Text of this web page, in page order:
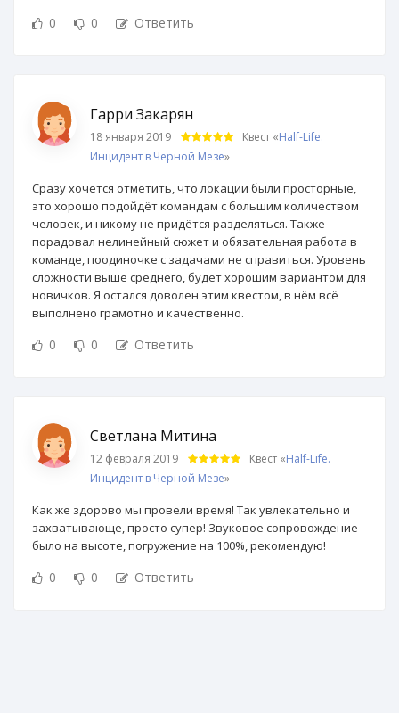
0 0 Ответить
Гарри Закарян
18 января 2019 Квест «Half-Life.
Инцидент в Черной Мезе»
Сразу хочется отметить, что локации были просторные,
это хорошо подойдёт командам с большим количеством
человек, и никому не придётся разделяться. Также
порадовал нелинейный сюжет и обязательная работа в
команде, поодиночке с задачами не справиться. Уровень
сложности выше среднего, будет хорошим вариантом для
новичков. Я остался доволен этим квестом, в нём всё
выполнено грамотно и качественно.
0 0 Ответить
Светлана Митина
12 февраля 2019 Квест «Half-Life.
Инцидент в Черной Мезе»
Как же здорово мы провели время! Так увлекательно и
захватывающе, просто супер! Звуковое сопровождение
было на высоте, погружение на 100%, рекомендую!
0 0 Ответить